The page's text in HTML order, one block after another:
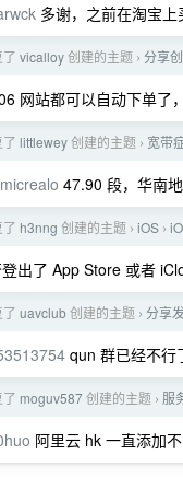
多谢，之前在淘宝上
vicalloy创建的主题 › 分享
网站都可以自动下单了
littlewey创建的主题 › 宽带
47.90 段，华南
h3nng 创建的主题 › iOS ›
出了 App Store 或者
uavclub创建的主题 › 分享
qun 群已经不行
moguv587创建的主题 › 服
阿里云 hk 一直添加